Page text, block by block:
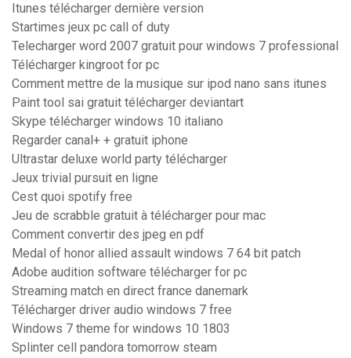
Itunes télécharger dernière version
Startimes jeux pc call of duty
Telecharger word 2007 gratuit pour windows 7 professional
Télécharger kingroot for pc
Comment mettre de la musique sur ipod nano sans itunes
Paint tool sai gratuit télécharger deviantart
Skype télécharger windows 10 italiano
Regarder canal+ + gratuit iphone
Ultrastar deluxe world party télécharger
Jeux trivial pursuit en ligne
Cest quoi spotify free
Jeu de scrabble gratuit à télécharger pour mac
Comment convertir des jpeg en pdf
Medal of honor allied assault windows 7 64 bit patch
Adobe audition software télécharger for pc
Streaming match en direct france danemark
Télécharger driver audio windows 7 free
Windows 7 theme for windows 10 1803
Splinter cell pandora tomorrow steam